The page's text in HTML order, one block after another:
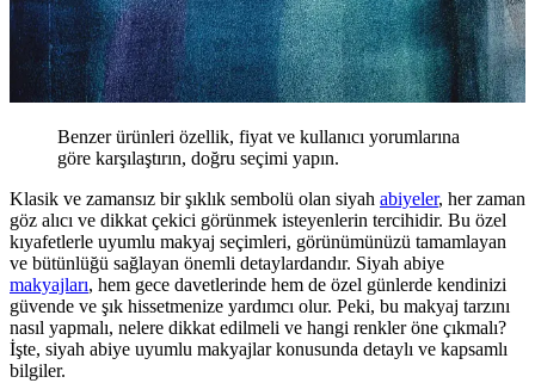
Benzer ürünleri özellik, fiyat ve kullanıcı yorumlarına
göre karşılaştırın, doğru seçimi yapın.
Klasik ve zamansız bir şıklık sembolü olan siyah abiyeler, her zaman
göz alıcı ve dikkat çekici görünmek isteyenlerin tercihidir. Bu özel
kıyafetlerle uyumlu makyaj seçimleri, görünümünüzü tamamlayan
ve bütünlüğü sağlayan önemli detaylardandır. Siyah abiye
makyajları, hem gece davetlerinde hem de özel günlerde kendinizi
güvende ve şık hissetmenize yardımcı olur. Peki, bu makyaj tarzını
nasıl yapmalı, nelere dikkat edilmeli ve hangi renkler öne çıkmalı?
İşte, siyah abiye uyumlu makyajlar konusunda detaylı ve kapsamlı
bilgiler.